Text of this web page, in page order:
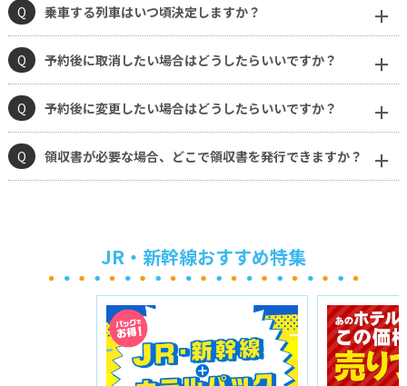
Q 乗車する列車はいつ頃決定しますか？
Q 予約後に取消したい場合はどうしたらいいですか？
Q 予約後に変更したい場合はどうしたらいいですか？
Q 領収書が必要な場合、どこで領収書を発行できますか？
JR・新幹線おすすめ特集